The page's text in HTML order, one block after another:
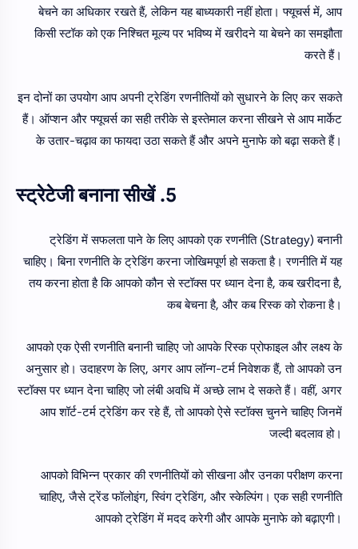
बेचने का अधिकार रखते हैं, लेकिन यह बाध्यकारी नहीं होता। फ्यूचर्स में, आप
किसी स्टॉक को एक निश्चित मूल्य पर भविष्य में खरीदने या बेचने का समझौता
करते हैं।
इन दोनों का उपयोग आप अपनी ट्रेडिंग रणनीतियों को सुधारने के लिए कर सकते
हैं। ऑप्शन और फ्यूचर्स का सही तरीके से इस्तेमाल करना सीखने से आप मार्केट
के उतार-चढ़ाव का फायदा उठा सकते हैं और अपने मुनाफे को बढ़ा सकते हैं।
5. स्ट्रेटेजी बनाना सीखें
ट्रेडिंग में सफलता पाने के लिए आपको एक रणनीति (Strategy) बनानी
चाहिए। बिना रणनीति के ट्रेडिंग करना जोखिमपूर्ण हो सकता है। रणनीति में यह
तय करना होता है कि आपको कौन से स्टॉक्स पर ध्यान देना है, कब खरीदना है,
कब बेचना है, और कब रिस्क को रोकना है।
आपको एक ऐसी रणनीति बनानी चाहिए जो आपके रिस्क प्रोफाइल और लक्ष्य के
अनुसार हो। उदाहरण के लिए, अगर आप लॉन्ग-टर्म निवेशक हैं, तो आपको उन
स्टॉक्स पर ध्यान देना चाहिए जो लंबी अवधि में अच्छे लाभ दे सकते हैं। वहीं, अगर
आप शॉर्ट-टर्म ट्रेडिंग कर रहे हैं, तो आपको ऐसे स्टॉक्स चुनने चाहिए जिनमें
जल्दी बदलाव हो।
आपको विभिन्न प्रकार की रणनीतियों को सीखना और उनका परीक्षण करना
चाहिए, जैसे ट्रेंड फॉलोइंग, स्विंग ट्रेडिंग, और स्केल्पिंग। एक सही रणनीति
आपको ट्रेडिंग में मदद करेगी और आपके मुनाफे को बढ़ाएगी।